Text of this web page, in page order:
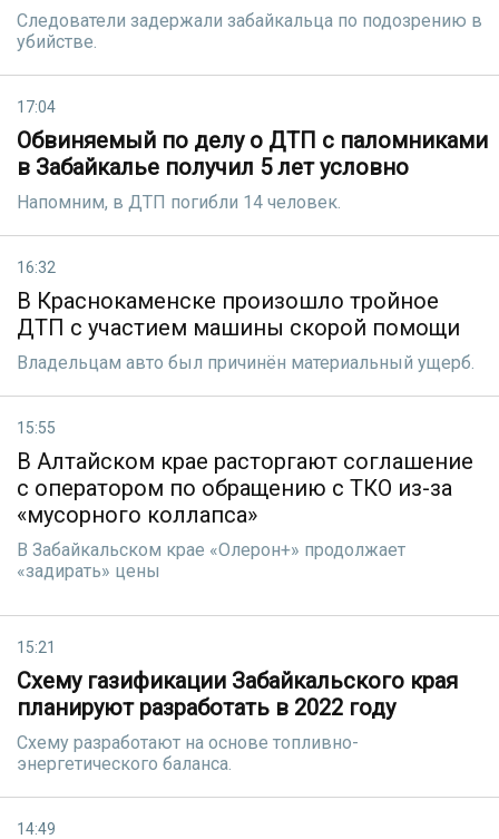
Следователи задержали забайкальца по подозрению в
убийстве.
17:04
Обвиняемый по делу о ДТП с паломниками
в Забайкалье получил 5 лет условно
Напомним, в ДТП погибли 14 человек.
16:32
В Краснокаменске произошло тройное
ДТП с участием машины скорой помощи
Владельцам авто был причинён материальный ущерб.
15:55
В Алтайском крае расторгают соглашение
с оператором по обращению с ТКО из-за
«мусорного коллапса»
В Забайкальском крае «Олерон+» продолжает
«задирать» цены
15:21
Схему газификации Забайкальского края
планируют разработать в 2022 году
Схему разработают на основе топливно-
энергетического баланса.
14:49